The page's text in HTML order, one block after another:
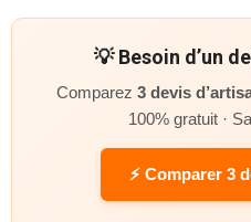
💡 Besoin d’un
Comparez 3 devis
100% gratuit ·
⚡ Comparer 3